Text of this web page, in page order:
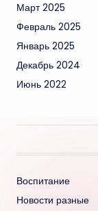
Март 2025
Февраль 2025
Январь 2025
Декабрь 2024
Июнь 2022
Воспитание
Новости разные